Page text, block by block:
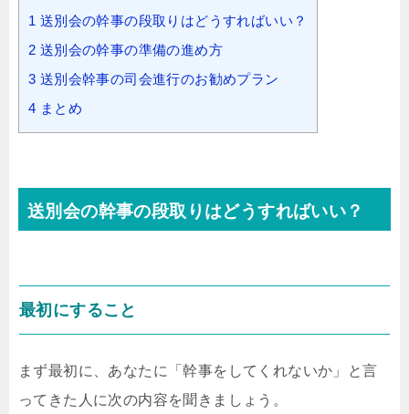
1 送別会の幹事の段取りはどうすればいい？
2 送別会の幹事の準備の進め方
3 送別会幹事の司会進行のお勧めプラン
4 まとめ
送別会の幹事の段取りはどうすればいい？
最初にすること
まず最初に、あなたに「幹事をしてくれないか」と言
ってきた人に次の内容を聞きましょう。